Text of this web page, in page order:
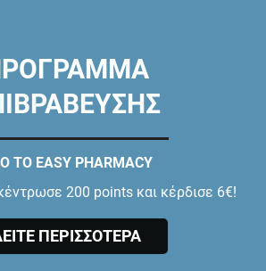
ΤΟ EASY PHARMACY
200 points και κέρδισε 6€!
ΠΕΡΙΣΣΟΤΕΡΑ